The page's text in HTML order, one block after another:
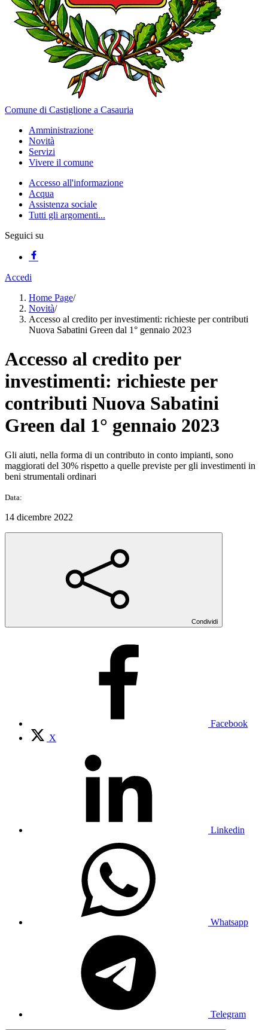
Comune di Castiglione a Casauria
Amministrazione
Novità
Servizi
Vivere il comune
Accesso all'informazione
Acqua
Assistenza sociale
Tutti gli argomenti...
Seguici su
Accedi
Home Page/
Novità/
Accesso al credito per investimenti: richieste per contributi
Nuova Sabatini Green dal 1° gennaio 2023
Accesso al credito per
investimenti: richieste per
contributi Nuova Sabatini
Green dal 1° gennaio 2023
Gli aiuti, nella forma di un contributo in conto impianti, sono
maggiorati del 30% rispetto a quelle previste per gli investimenti in
beni strumentali ordinari
Data:
14 dicembre 2022
Condividi
Facebook
X
Linkedin
Whatsapp
Telegram